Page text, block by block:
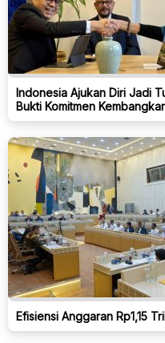
Indonesia Ajukan Diri Jadi
Bukti Komitmen
Efisiensi Anggaran Rp1,15